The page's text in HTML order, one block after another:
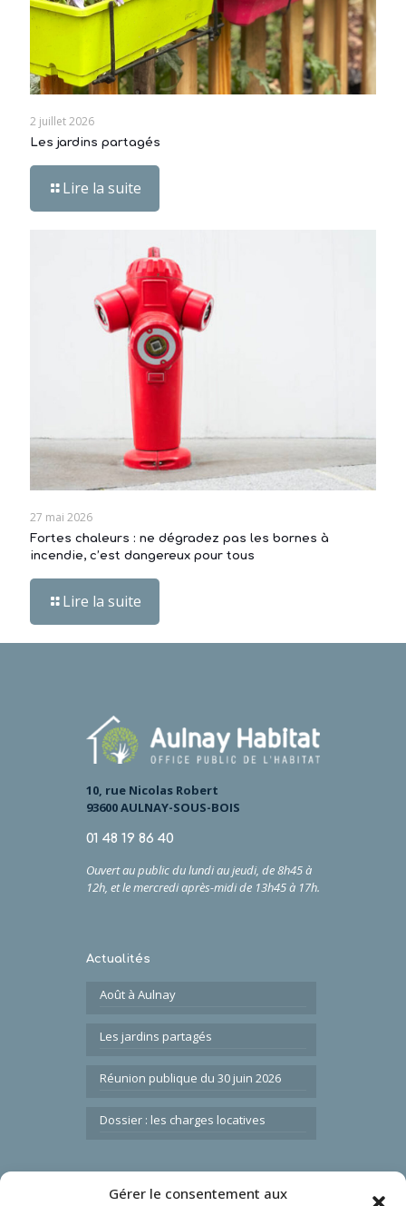
Gérer le consentement aux
2 juillet 2026
Les jardins partagés
Lire la suite
27 mai 2026
Fortes chaleurs : ne dégradez pas les bornes à
incendie, c’est dangereux pour tous
Lire la suite
10, rue Nicolas Robert
93600 AULNAY-SOUS-BOIS
01 48 19 86 40
Ouvert au public du lundi au jeudi, de 8h45 à
12h, etlemercredi après-midi de 13h45 à 17h.
Actualités
Août à Aulnay
Les jardins partagés
Réunion publique du 30 juin 2026
Dossier : les charges locatives
Liens utiles